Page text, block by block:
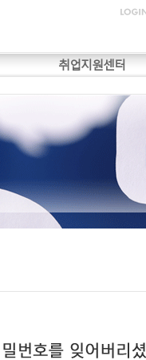
취업지원센터